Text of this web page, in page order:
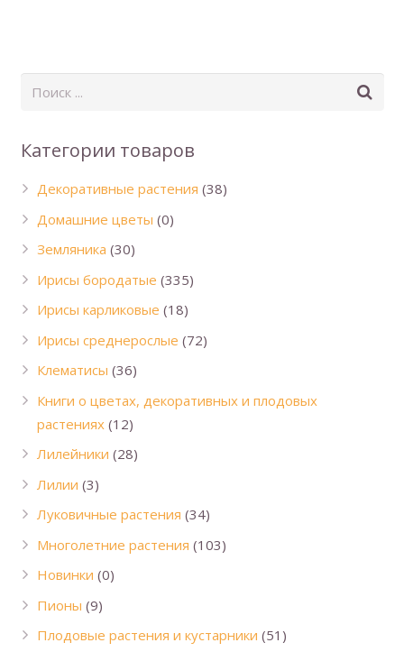
Категории товаров
Декоративные растения (38)
Домашние цветы (0)
Земляника (30)
Ирисы бородатые (335)
Ирисы карликовые (18)
Ирисы среднерослые (72)
Клематисы (36)
Книги о цветах, декоративных и плодовых
растениях (12)
Лилейники (28)
Лилии (3)
Луковичные растения (34)
Многолетние растения (103)
Новинки (0)
Пионы (9)
Плодовые растения и кустарники (51)